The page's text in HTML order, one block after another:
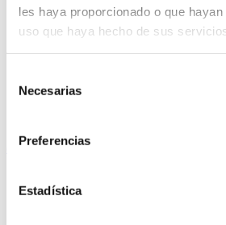
les haya proporcionado o que
uso que haya hecho de sus
Necesarias
Preferencias
Estadística
Esencias naturales
Perfumes
Extracto oleoso
capsulas
Tamañno 00